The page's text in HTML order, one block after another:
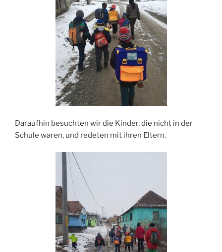
Daraufhin besuchten wir die Kinder, die nicht in der
Schule waren, und redeten mit ihren Eltern.